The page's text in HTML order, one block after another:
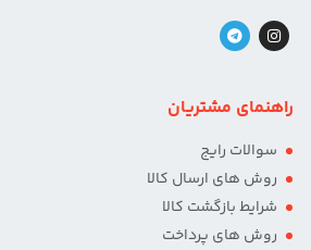
راهنمای مشتریان
سوالات رایج
روش های ارسال کالا
شرایط بازگشت کالا
روش های پرداخت